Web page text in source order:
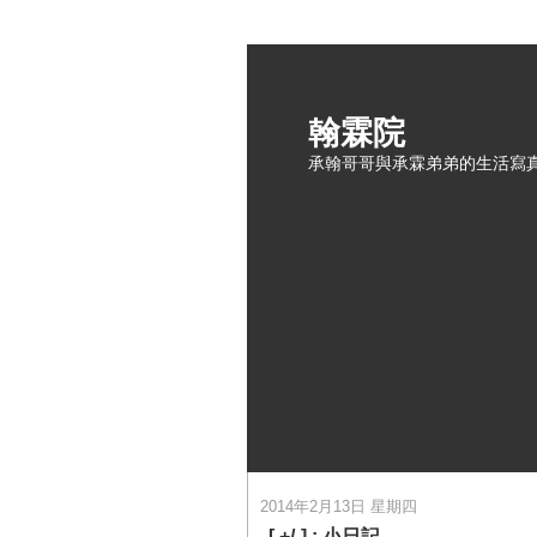
翰霖院
承翰哥哥與承霖弟弟的生活寫
2014年2月13日 星期四